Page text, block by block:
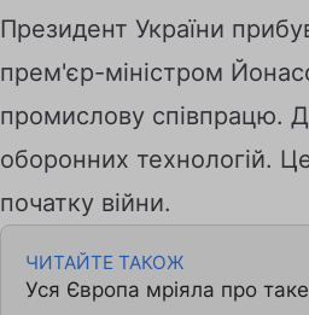
Президент України
прем'єр-міністром
промислову співпрацю.
оборонних технологій.
початку війни.
ЧИТАЙТЕ ТАКОЖ
Уся Європа мріяла про